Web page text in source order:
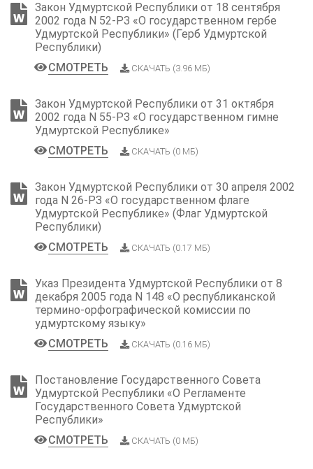
Закон Удмуртской Республики от 18 сентября
2002 года N 52-РЗ «О государственном гербе
Удмуртской Республики» (Герб Удмуртской
Республики)
СМОТРЕТЬ
СКАЧАТЬ (3.96 МБ)
Закон Удмуртской Республики от 31 октября
2002 года N 55-РЗ «О государственном гимне
Удмуртской Республике»
СМОТРЕТЬ
СКАЧАТЬ (0 МБ)
Закон Удмуртской Республики от 30 апреля 2002
года N 26-РЗ «О государственном флаге
Удмуртской Республике» (Флаг Удмуртской
Республики)
СМОТРЕТЬ
СКАЧАТЬ (0.17 МБ)
Указ Президента Удмуртской Республики от 8
декабря 2005 года N 148 «О республиканской
термино-орфографической комиссии по
удмуртскому языку»
СМОТРЕТЬ
СКАЧАТЬ (0.16 МБ)
Постановление Государственного Совета
Удмуртской Республики «О Регламенте
Государственного Совета Удмуртской
Республики»
СМОТРЕТЬ
СКАЧАТЬ (0 МБ)